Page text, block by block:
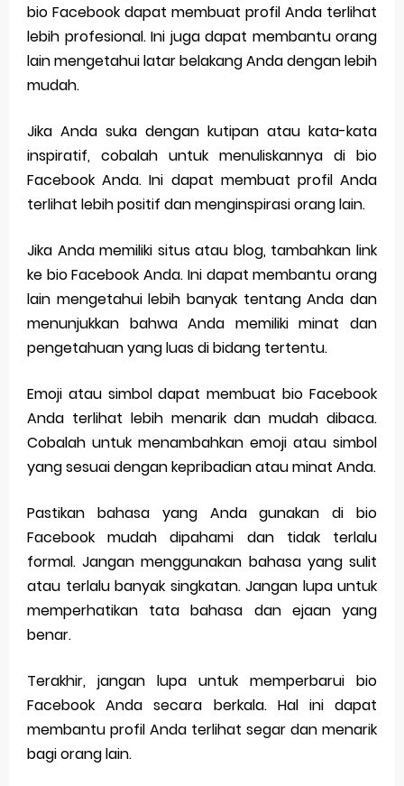
bio Facebook dapat membuat profil Anda terlihat
lebih profesional. Ini juga dapat membantu orang
lain mengetahui latar belakang Anda dengan lebih
mudah.
Jika Anda suka dengan kutipan atau kata-kata
inspiratif, cobalah untuk menuliskannya di bio
Facebook Anda. Ini dapat membuat profil Anda
terlihat lebih positif dan menginspirasi orang lain.
Jika Anda memiliki situs atau blog, tambahkan link
ke bio Facebook Anda. Ini dapat membantu orang
lain mengetahui lebih banyak tentang Anda dan
menunjukkan bahwa Anda memiliki minat dan
pengetahuan yang luas di bidang tertentu.
Emoji atau simbol dapat membuat bio Facebook
Anda terlihat lebih menarik dan mudah dibaca.
Cobalah untuk menambahkan emoji atau simbol
yang sesuai dengan kepribadian atau minat Anda.
Pastikan bahasa yang Anda gunakan di bio
Facebook mudah dipahami dan tidak terlalu
formal. Jangan menggunakan bahasa yang sulit
atau terlalu banyak singkatan. Jangan lupa untuk
memperhatikan tata bahasa dan ejaan yang
benar.
Terakhir, jangan lupa untuk memperbarui bio
Facebook Anda secara berkala. Hal ini dapat
membantu profil Anda terlihat segar dan menarik
bagi orang lain.